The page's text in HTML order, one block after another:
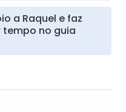
a Raquel e faz
no guia